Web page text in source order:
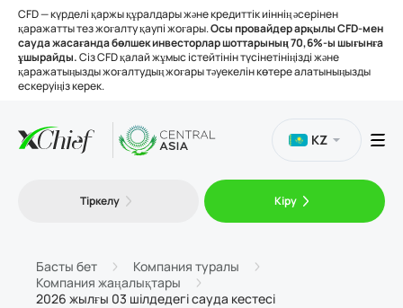
CFD — күрделі қаржы құралдары және кредиттік иіннің әсерінен
қаражатты тез жоғалту қаупі жоғары.Осы провайдер арқылы CFD-мен
сауда жасағанда бөлшек инвесторлар шоттарының 70,6%-ы шығынға
ұшырайды.Сіз CFD қалай жұмыс істейтінін түсінетініңізді және
қаражатыңызды жоғалтудың жоғары тәуекелін көтере алатыныңызды
ескеруіңіз керек.
Құралдар
KZ
Тіркелу Кіру
Басты бет
Компания туралы
Компания жаңалықтары
2026 жылғы 03 шілдедегі сауда кестесі